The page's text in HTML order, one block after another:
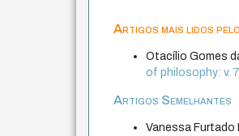
Artigos mais lidos
Otacílio Gomes
of philosophy: v.
Artigos Semelhantes
Vanessa Furtado